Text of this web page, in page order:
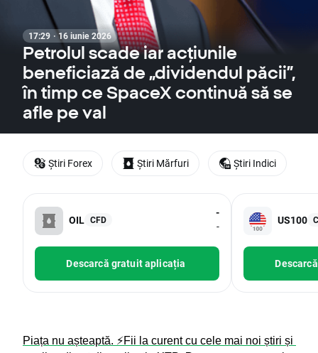
17:29 · 16 iunie 2026
Petrolul scade iar acțiunile
beneficiază de „dividendul păcii”,
în timp ce SpaceX continuă să se
afle pe val
OIL CFD
-
-
Descarcă gratuit aplicația
US100
Piața nu așteaptă. ⚡Fii la curent cu cele mai noi știri și
Știri Forex Știri Mărfuri Știri Indici